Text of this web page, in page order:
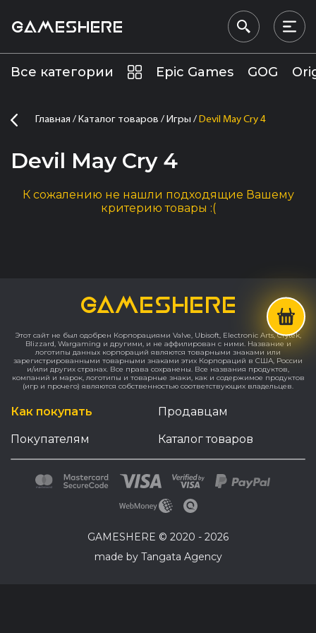
GAMESHERE
Epic Games GOG
Все категории
Devil May Cry 4
Главная Каталог товаров Игры Devil May Cry 4
К сожалению не нашли подходящие Вашему
критерию товары :(
GAMESHERE
Этот сайт не был одобрен Корпорациями Valve, Ubisoft, Electronic Arts, Crytek,
Blizzard, Wargaming и другими, и не аффилирован с ними. Название и
логотипы данных корпораций являются товарными знаками или
зарегистрированными товарными знаками этих Корпораций в США, России
и/или других странах. Все права сохранены. Все названия продуктов,
компаний и марок, логотипы и товарные знаки, как и содержимое продуктов
(игр и прочего) являются собственностью соответствующих владельцев.
Как покупать Продавцам
Покупателям Каталог товаров
GAMESHERE © 2020 - 2026
made by Tangata Agency